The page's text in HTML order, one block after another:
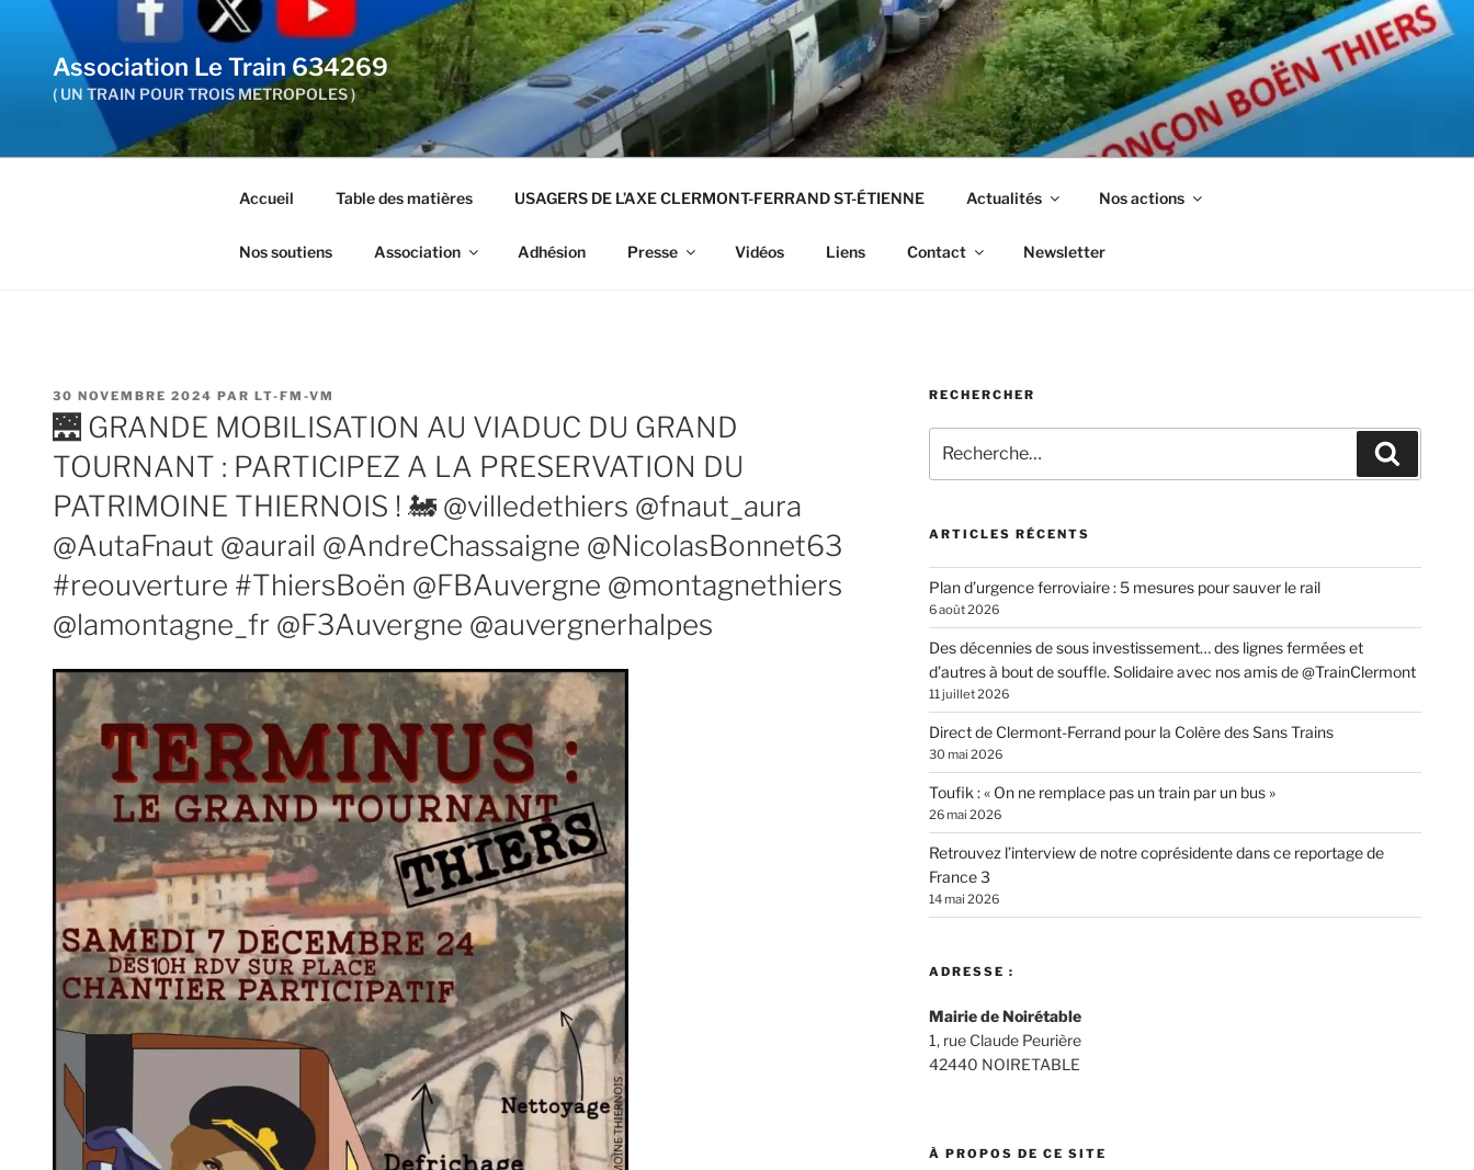
contenu
principal
Association Le Train 634269
( UN TRAIN POUR TROIS METROPOLES )
Accueil Table des matières USAGERS DE L’AXE CLERMONT-FERRAND ST-ÉTIENNE Actualités Nos actions
Nos soutiens Association Adhésion Presse Vidéos Liens Contact Newsletter
PUBLIÉ
LE
30 NOVEMBRE 2024 PAR LT-FM-VM
🌉 GRANDE MOBILISATION AU VIADUC DU GRAND
TOURNANT : PARTICIPEZ A LA PRESERVATION DU
PATRIMOINE THIERNOIS ! 🚂 @villedethiers @fnaut_aura
@AutaFnaut @aurail @AndreChassaigne @NicolasBonnet63
#reouverture #ThiersBoën @FBAuvergne @montagnethiers
@lamontagne_fr @F3Auvergne @auvergnerhalpes
RECHERCHER
pour
:
ARTICLES RÉCENTS
Plan d’urgence ferroviaire : 5 mesures pour sauver le rail
6 août 2026
Des décennies de sous investissement… des lignes fermées et
d’autres à bout de souffle. Solidaire avec nos amis de @TrainClermont
11 juillet 2026
Direct de Clermont-Ferrand pour la Colère des Sans Trains
30 mai 2026
Toufik : « On ne remplace pas un train par un bus »
26 mai 2026
Retrouvez l’interview de notre coprésidente dans ce reportage de
France 3
14 mai 2026
ADRESSE :
Mairie de Noirétable
1, rue Claude Peurière
42440 NOIRETABLE
À PROPOS DE CE SITE